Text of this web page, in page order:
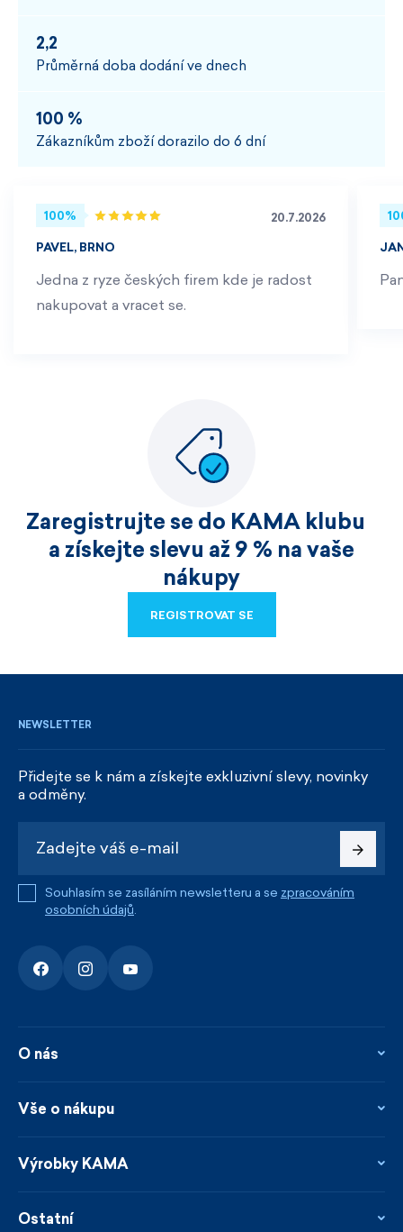
2,2
Průměrná doba dodání ve dnech
100 %
Zákazníkům zboží dorazilo do 6 dní
100% 20.7.2026
PAVEL, BRNO
Jedna z ryze českých firem kde je radost
nakupovat a vracet se.
Zaregistrujte se do KAMA klubu
a získejte slevu až 9 % na vaše
nákupy
REGISTROVAT SE
NEWSLETTER
Přidejte se k nám a získejte exkluzivní slevy, novinky
a odměny.
Souhlasím se zasíláním newsletteru a se zpracováním
osobních údajů.
O nás
Kontakty
Novinky
Vše o nákupu
Věrnostní program
Prodejci
Výrobky KAMA
Udržitelnost
Ostatní